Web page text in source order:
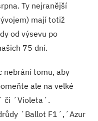
Ty nejranější
mají totiž
od výsevu po
75 dní.
nebrání tomu, aby
ale na velké
či ´Violeta´.
´Ballot F1´,´Azur